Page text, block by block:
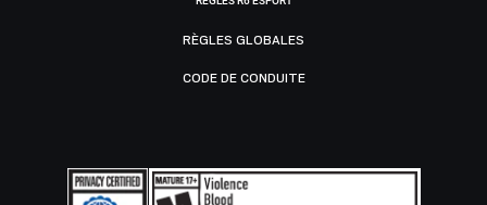
RÈGLES GLOBALES
CODE DE CONDUITE